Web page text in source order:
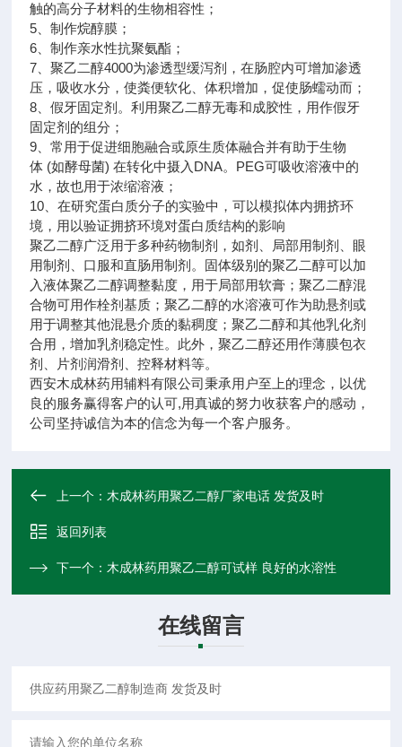
触的高分子材料的生物相容性；
5、制作烷醇膜；
6、制作亲水性抗聚氨酯；
7、聚乙二醇4000为渗透型缓泻剂，在肠腔内可增加渗透
压，吸收水分，使粪便软化、体积增加，促使肠蠕动而；
8、假牙固定剂。利用聚乙二醇无毒和成胶性，用作假牙
固定剂的组分；
9、常用于促进细胞融合或原生质体融合并有助于生物
体 (如酵母菌) 在转化中摄入DNA。PEG可吸收溶液中的
水，故也用于浓缩溶液；
10、在研究蛋白质分子的实验中，可以模拟体内拥挤环
境，用以验证拥挤环境对蛋白质结构的影响
聚乙二醇广泛用于多种药物制剂，如剂、局部用制剂、眼
用制剂、口服和直肠用制剂。固体级别的聚乙二醇可以加
入液体聚乙二醇调整黏度，用于局部用软膏；聚乙二醇混
合物可用作栓剂基质；聚乙二醇的水溶液可作为助悬剂或
用于调整其他混悬介质的黏稠度；聚乙二醇和其他乳化剂
合用，增加乳剂稳定性。此外，聚乙二醇还用作薄膜包衣
剂、片剂润滑剂、控释材料等。
西安木成林药用辅料有限公司秉承用户至上的理念，以优
良的服务赢得客户的认可,用真诚的努力收获客户的感动，
公司坚持诚信为本的信念为每一个客户服务。
上一个： 木成林药用聚乙二醇厂家电话 发货及时
返回列表
下一个： 木成林药用聚乙二醇可试样 良好的水溶性
在线留言